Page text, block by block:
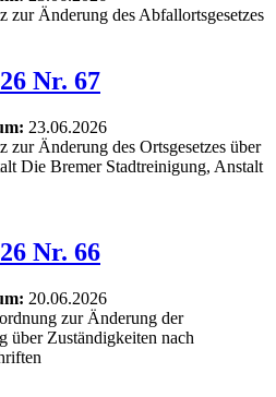
zur Änderung des Abfallortsgesetzes
Nr. 67
23.06.2026
zur Änderung des Ortsgesetzes über
Die Bremer Stadtreinigung, Anstalt
Nr. 66
20.06.2026
zur Änderung der
über Zuständigkeiten nach